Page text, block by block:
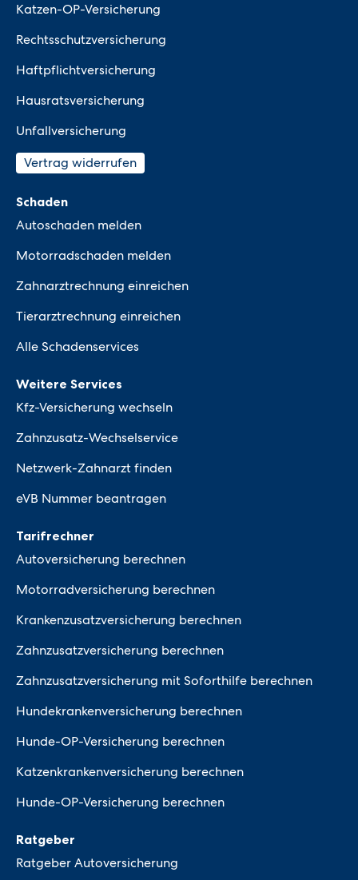
Katzen-OP-Versicherung
Rechtsschutzversicherung
Haftpflichtversicherung
Hausratsversicherung
Unfallversicherung
Vertrag widerrufen
Schaden
Autoschaden melden
Motorradschaden melden
Zahnarztrechnung einreichen
Tierarztrechnung einreichen
Alle Schadenservices
Weitere Services
Kfz-Versicherung wechseln
Zahnzusatz-Wechselservice
Netzwerk-Zahnarzt finden
eVB Nummer beantragen
Tarifrechner
Autoversicherung berechnen
Motorradversicherung berechnen
Krankenzusatzversicherung berechnen
Zahnzusatzversicherung berechnen
Zahnzusatzversicherung mit Soforthilfe berechnen
Hundekrankenversicherung berechnen
Hunde-OP-Versicherung berechnen
Katzenkrankenversicherung berechnen
Hunde-OP-Versicherung berechnen
Ratgeber
Ratgeber Autoversicherung